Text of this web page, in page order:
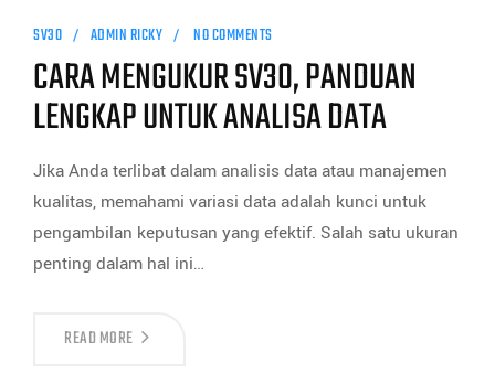
SV30 ADMIN RICKY NO COMMENTS
CARA MENGUKUR SV30, PANDUAN
LENGKAP UNTUK ANALISA DATA
Jika Anda terlibat dalam analisis data atau manajemen
kualitas, memahami variasi data adalah kunci untuk
pengambilan keputusan yang efektif. Salah satu ukuran
penting dalam hal ini…
READ MORE